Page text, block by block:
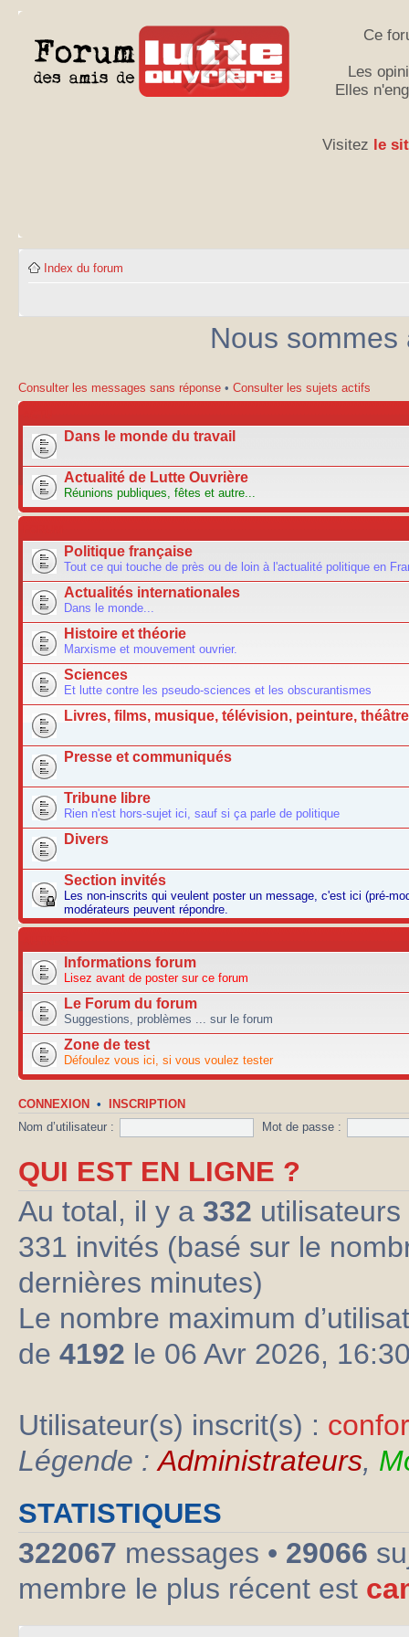
Ce
Les
Elles
Visitez le
Index du forum
Nous
Consulter les messages sans réponse • Consulter les sujets actifs
Dans le monde du travail
Actualité de Lutte Ouvrière
Réunions publiques, fêtes et autre...
Politique française
Tout ce qui touche de près ou de loin à l'actualité politique en
Actualités internationales
Dans le monde...
Histoire et théorie
Marxisme et mouvement ouvrier.
Sciences
Et lutte contre les pseudo-sciences et les obscurantismes
Livres, films, musique, télévision, peinture,
Presse et communiqués
Tribune libre
Rien n'est hors-sujet ici, sauf si ça parle de politique
Divers
Section invités
Les non-inscrits qui veulent poster un message, c'est ici (pré-
modérateurs peuvent répondre.
Informations forum
Lisez avant de poster sur ce forum
Le Forum du forum
Suggestions, problèmes ... sur le forum
Zone de test
Défoulez vous ici, si vous voulez tester
CONNEXION • INSCRIPTION
Nom d’utilisateur : Mot de passe :
QUI EST EN LIGNE ?
Au total, il y a 332
331 invités (basé sur le
dernières minutes)
Le nombre maximum
de 4192 le 06 Avr 2026,
Utilisateur(s) inscrit(s) :
Légende :Administrateurs,
STATISTIQUES
322067 messages • 29066
membre le plus récent est